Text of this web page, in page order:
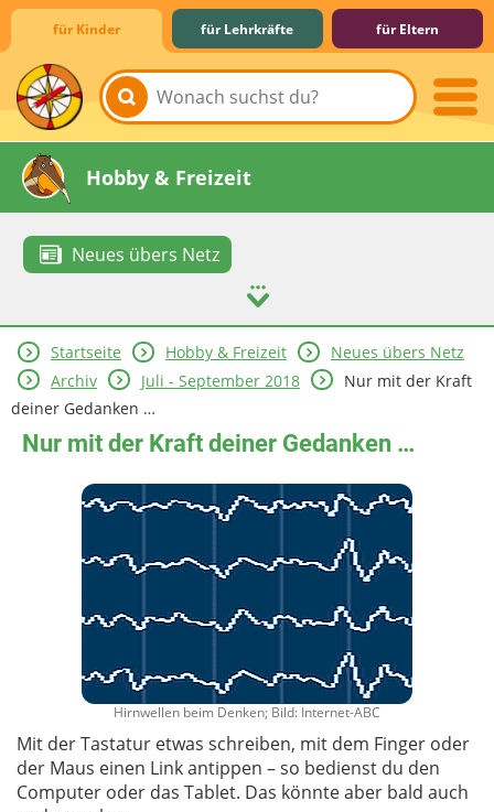
für Kinder für Lehrkräfte für Eltern
Lernen & Schule
Hobby & Freizeit
Neues übers Netz
Spiel & Spaß
Mitreden & Mitmachen
Startseite Hobby & Freizeit
Neues übers Netz
Archiv
Juli - September 2018
Nur mit der Kraft
deiner Gedanken …
Nur mit der Kraft deiner Gedanken …
Hirnwellen beim Denken; Bild: Internet-ABC
Mit der Tastatur etwas schreiben, mit dem Finger oder
der Maus einen Link antippen – so bedienst du den
Computer oder das Tablet. Das könnte aber bald auch